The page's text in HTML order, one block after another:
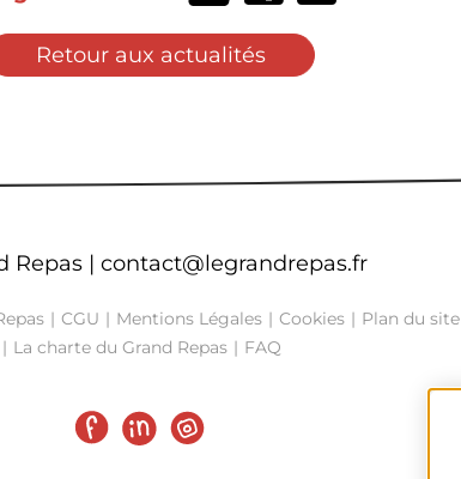
TwitterFacebook
Retour aux actualités
Repas | contact@legrandrepas.fr
CGU Mentions Légales Cookies
Plan du site
La charte du Grand Repas
FAQ
Facebook
LinkedInInstagram